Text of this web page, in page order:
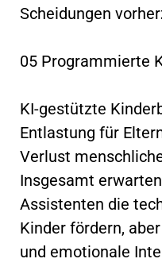
Scheidungen
05 Programmierte
KI-gestützte
Entlastung für
Verlust
Insgesamt
Assistenten die
Kinder fördern,
und emotionale